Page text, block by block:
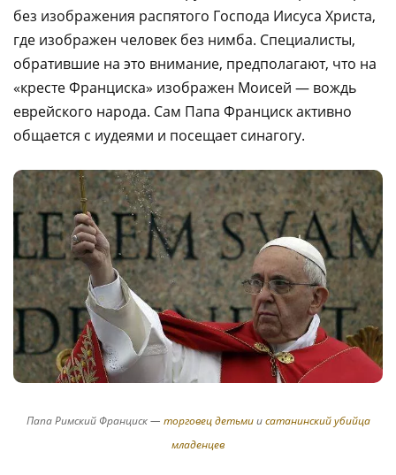
без изображения распятого Господа Иисуса Христа,
где изображен человек без нимба. Специалисты,
обратившие на это внимание, предполагают, что на
«кресте Франциска» изображен Моисей — вождь
еврейского народа. Сам Папа Франциск активно
общается с иудеями и посещает синагогу.
Папа Римский Франциск — торговец детьмиисатанинский убийца
младенцев